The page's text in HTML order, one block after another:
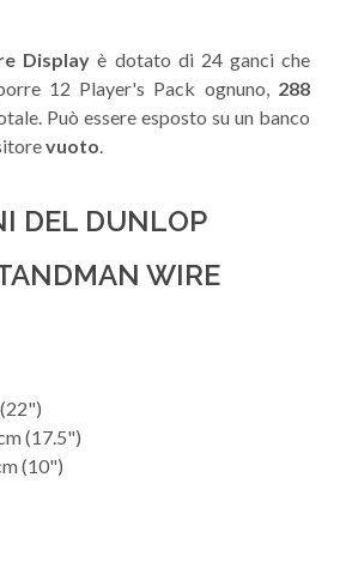
Display è dotato di 24 ganci che
12 Player's Pack ognuno, 288
Può essere esposto su un banco
vuoto.
DEL DUNLOP
WIRE
(17.5")
(10")